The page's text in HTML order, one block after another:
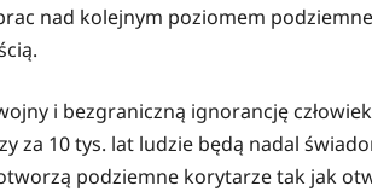
nad kolejnym poziomem
i bezgraniczną ignorancję
za 10 tys. lat ludzie będą nadal
podziemne korytarze tak jak